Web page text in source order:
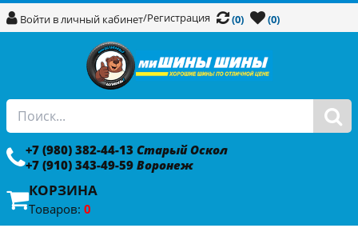
Войти в личный кабинет/Регистрация (0) (0)
+7 (980) 382-44-13 Старый Оскол
+7 (910) 343-49-59 Воронеж
КОРЗИНА
Товаров: 0